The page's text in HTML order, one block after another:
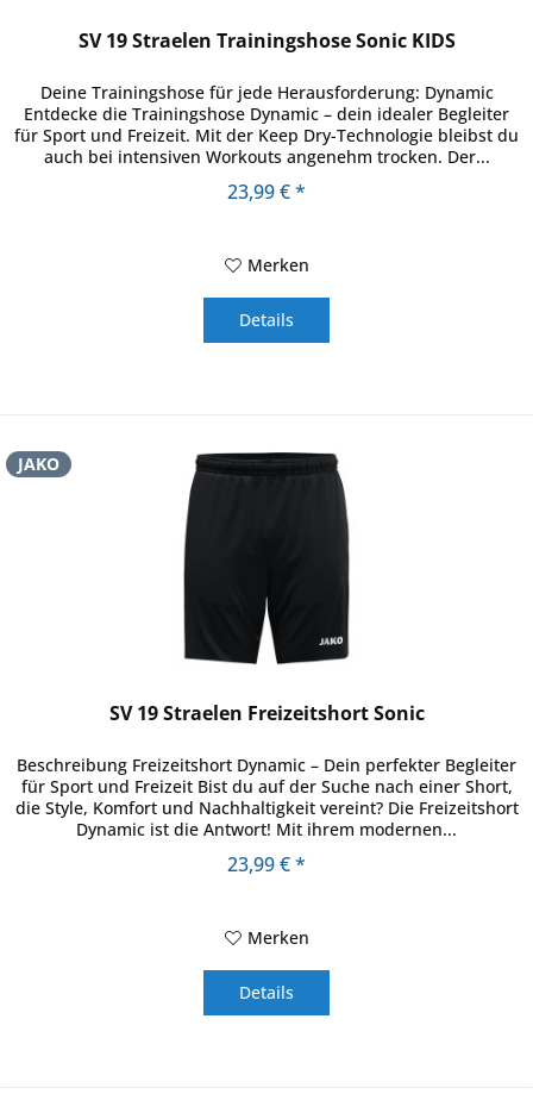
SV 19 Straelen Trainingshose Sonic KIDS
Deine Trainingshose für jede Herausforderung: Dynamic
Entdecke die Trainingshose Dynamic – dein idealer Begleiter
für Sport und Freizeit. Mit der Keep Dry-Technologie bleibst du
auch bei intensiven Workouts angenehm trocken. Der...
23,99 € *
Merken
Details
JAKO
SV 19 Straelen Freizeitshort Sonic
Beschreibung Freizeitshort Dynamic – Dein perfekter Begleiter
für Sport und Freizeit Bist du auf der Suche nach einer Short,
die Style, Komfort und Nachhaltigkeit vereint? Die Freizeitshort
Dynamic ist die Antwort! Mit ihrem modernen...
23,99 € *
Merken
Details